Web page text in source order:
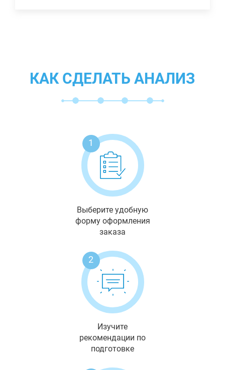
КАК СДЕЛАТЬ АНАЛИЗ
1
Выберите удобную
форму оформления
заказа
2
Изучите
рекомендации по
подготовке